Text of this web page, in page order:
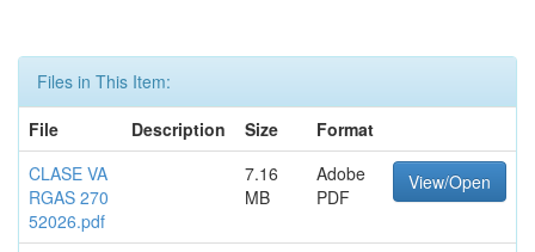
Files in This Item:
File
Description Size
Format
CLASE VA
RGAS 270
52026.pdf
7.16
MB
Adobe
PDF
View/Open